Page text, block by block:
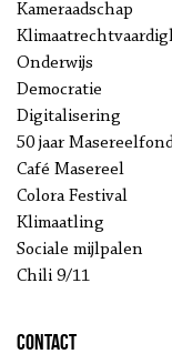
Kameraadschap
Onderwijs
Democratie
Digitalisering
50 jaar
Café Masereel
Colora Festival
Klimaatling
Sociale mijlpalen
Chili 9/11
Contact